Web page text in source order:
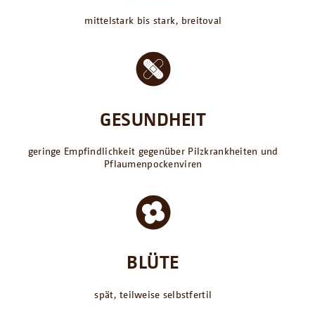
mittelstark bis stark, breitoval
GESUNDHEIT
geringe Empfindlichkeit gegenüber Pilzkrankheiten und
Pflaumenpockenviren
BLÜTE
spät, teilweise selbstfertil